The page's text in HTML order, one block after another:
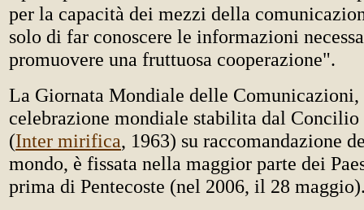
per la capacità dei mezzi della
solo di far conoscere le informazioni
promuovere una fruttuosa cooperazione".
La Giornata Mondiale delle
celebrazione mondiale stabilita dal
(Inter mirifica, 1963) su raccomandazione
mondo, è fissata nella maggior parte dei
prima di Pentecoste (nel 2006, il 28